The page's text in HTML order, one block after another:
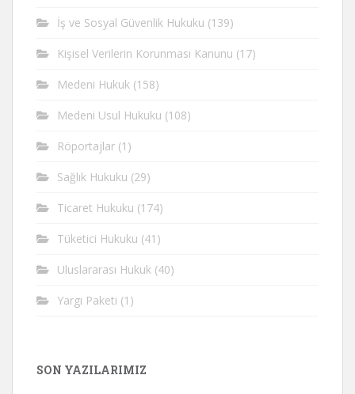
İş ve Sosyal Güvenlik Hukuku (139)
Kişisel Verilerin Korunması Kanunu (17)
Medeni Hukuk (158)
Medeni Usul Hukuku (108)
Röportajlar (1)
Sağlık Hukuku (29)
Ticaret Hukuku (174)
Tüketici Hukuku (41)
Uluslararası Hukuk (40)
Yargı Paketi (1)
SON YAZILARIMIZ